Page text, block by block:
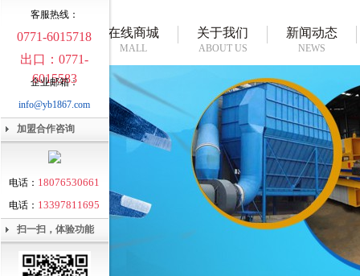
网站首页 在线商城
MALL
关于我们
ABOUT US
新闻动态
NEWS
客服热线：
0771-6015718
出口：0771-
6015583
企业邮箱：
info@yb1867.com
加盟合作咨询
电话： 18076530661
电话： 13397811695
扫一扫，体验功能